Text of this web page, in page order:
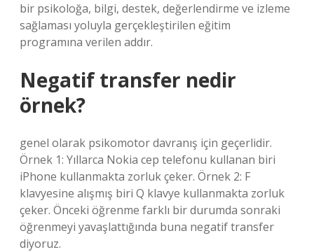
bir psikoloğa, bilgi, destek, değerlendirme ve izleme
sağlaması yoluyla gerçekleştirilen eğitim
programına verilen addır.
Negatif transfer nedir
örnek?
genel olarak psikomotor davranış için geçerlidir.
Örnek 1: Yıllarca Nokia cep telefonu kullanan biri
iPhone kullanmakta zorluk çeker. Örnek 2: F
klavyesine alışmış biri Q klavye kullanmakta zorluk
çeker. Önceki öğrenme farklı bir durumda sonraki
öğrenmeyi yavaşlattığında buna negatif transfer
diyoruz.